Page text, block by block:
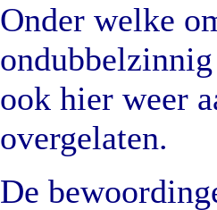
Onder welke
ook hier weer
overgelaten.
De